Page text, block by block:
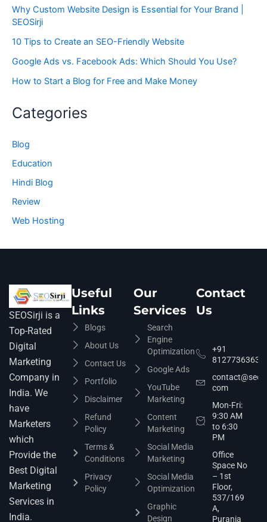
Why Custom Website Design is Essential for Your Brand |
SEOSirji
10 Tips to Create an SEO-Friendly Website
Google Ads vs. Facebook Ads: Which Should You Use?
How to Start a Blog for Free and Make Money
Categories
Blog
Education
Hindi Blog
Review
Web Hosting
SEOSirji is a
Top-Rated
Digital
Marketing
Company in
India. We
have
Marketers
which
Provide the
Best Digital
Marketing
Services in
India.
Useful
Links
Blogs
About Us
Contact Us
Portfolio
Disclaimer
Refund
Policy
Terms &
Conditions
Privacy
Policy
Our
Services
Search
Engine
Optimization
Google Ads
YouTube
Marketing
Content
Marketing
Social Media
Marketing
Social Media
Optimization
Graphic
Design
Contact
Us
+91
8127736363
com
Mon-Fri:
9:30 AM
to 6:30
PM
Office
Space No
– 1st
Floor,
537/169
A,
Purania